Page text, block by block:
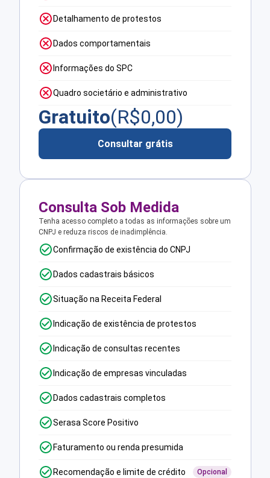
Detalhamento de protestos
Dados comportamentais
Informações do SPC
Quadro societário e administrativo
Gratuito(R$0,00)
Consultar grátis
Consulta Sob Medida
Tenha acesso completo a todas as informações sobre um
CNPJ e reduza riscos de inadimplência.
Confirmação de existência do CNPJ
Dados cadastrais básicos
Situação na Receita Federal
Indicação de existência de protestos
Indicação de consultas recentes
Indicação de empresas vinculadas
Dados cadastrais completos
Serasa Score Positivo
Faturamento ou renda presumida
Recomendação e limite de crédito Opcional